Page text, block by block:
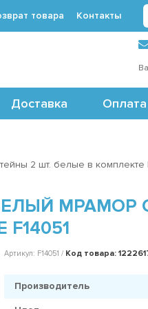
Доставка Оплата
товара Контакты
2 шт. белые в комплекте
МРАМОР С
Артикул: F14051 / Код товара:
Производитель